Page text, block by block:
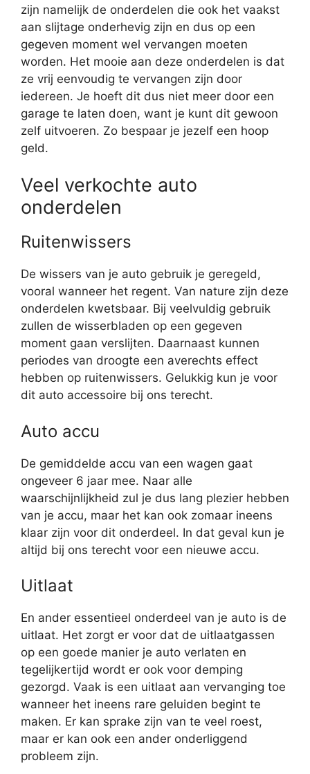
zijn namelijk de onderdelen die ook het vaakst
aan slijtage onderhevig zijn en dus op een
gegeven moment wel vervangen moeten
worden. Het mooie aan deze onderdelen is dat
ze vrij eenvoudig te vervangen zijn door
iedereen. Je hoeft dit dus niet meer door een
garage te laten doen, want je kunt dit gewoon
zelf uitvoeren. Zo bespaar je jezelf een hoop
geld.
Veel verkochte auto
onderdelen
Ruitenwissers
De wissers van je auto gebruik je geregeld,
vooral wanneer het regent. Van nature zijn deze
onderdelen kwetsbaar. Bij veelvuldig gebruik
zullen de wisserbladen op een gegeven
moment gaan verslijten. Daarnaast kunnen
periodes van droogte een averechts effect
hebben op ruitenwissers. Gelukkig kun je voor
dit auto accessoire bij ons terecht.
Auto accu
De gemiddelde accu van een wagen gaat
ongeveer 6 jaar mee. Naar alle
waarschijnlijkheid zul je dus lang plezier hebben
van je accu, maar het kan ook zomaar ineens
klaar zijn voor dit onderdeel. In dat geval kun je
altijd bij ons terecht voor een nieuwe accu.
Uitlaat
En ander essentieel onderdeel van je auto is de
uitlaat. Het zorgt er voor dat de uitlaatgassen
op een goede manier je auto verlaten en
tegelijkertijd wordt er ook voor demping
gezorgd. Vaak is een uitlaat aan vervanging toe
wanneer het ineens rare geluiden begint te
maken. Er kan sprake zijn van te veel roest,
maar er kan ook een ander onderliggend
probleem zijn.